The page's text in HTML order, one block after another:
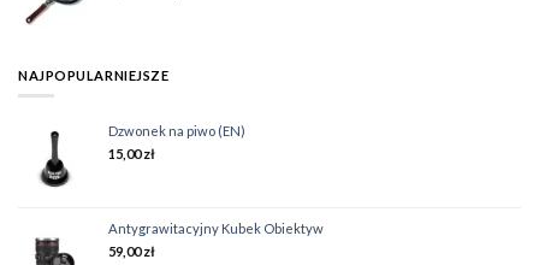
NAJPOPULARNIEJSZE
Dzwonek na piwo (EN)
15,00zł
Antygrawitacyjny Kubek Obiektyw
59,00zł